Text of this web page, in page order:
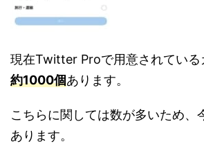
現在Twitter Proで用意されている
約1000個あります。
こちらに関しては数が多いため、
あります。